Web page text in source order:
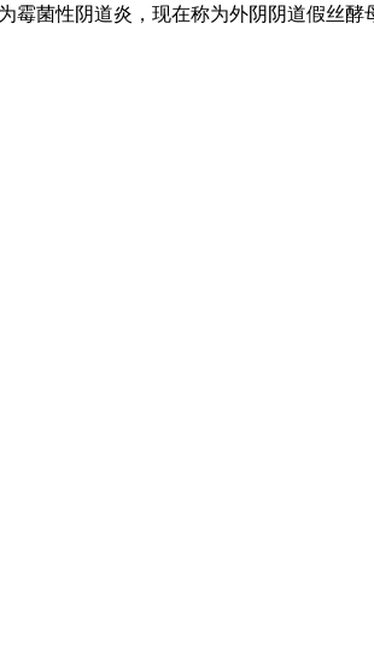
菌性阴道炎，现在称为外阴阴道假丝酵